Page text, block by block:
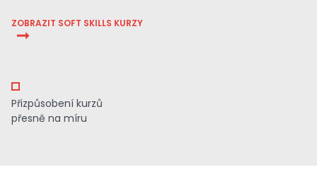
ZOBRAZIT SOFT SKILLS KURZY
Přizpůsobení kurzů
přesně na míru